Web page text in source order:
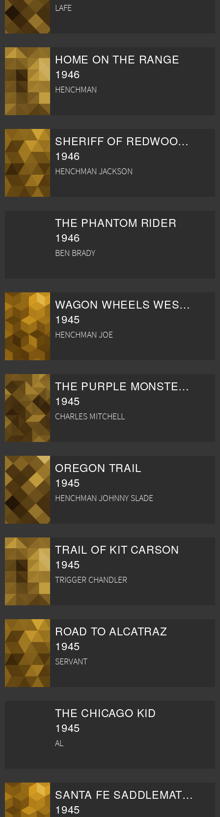
LAFE
HOME ON THE RANGE
1946
HENCHMAN
SHERIFF OF REDWOOD VALLEY
1946
HENCHMAN JACKSON
THE PHANTOM RIDER
1946
BEN BRADY
WAGON WHEELS WESTWARD
1945
HENCHMAN JOE
THE PURPLE MONSTER STRIKES
1945
CHARLES MITCHELL
OREGON TRAIL
1945
HENCHMAN JOHNNY SLADE
TRAIL OF KIT CARSON
1945
TRIGGER CHANDLER
ROAD TO ALCATRAZ
1945
SERVANT
THE CHICAGO KID
1945
AL
SANTA FE SADDLEMATES
1945